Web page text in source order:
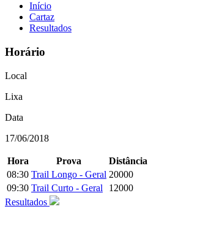
Início
Cartaz
Resultados
Horário
Local
Lixa
Data
17/06/2018
Hora Prova
Distância
08:30 Trail Longo - Geral 20000
09:30 Trail Curto - Geral
12000
Resultados